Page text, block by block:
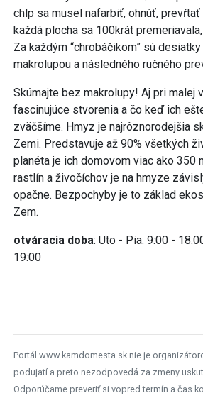
chlp sa musel nafarbiť, ohnúť, prevŕtať
každá plocha sa 100krát
Za každým “chrobáčikom” sú
makrolupou a následného ručného
Skúmajte bez makrolupy! Aj pri malej
fascinujúce stvorenia a čo keď ich
zväčšíme. Hmyz je najrôznorodejšia
Zemi. Predstavuje až 90% všetkých
planéta je ich domovom viac ako 350
rastlín a živočíchov je na hmyze
opačne. Bezpochyby je to základ
Zem.
otváracia doba: Uto - Pia: 9:00 -
19:00
Portál www.kamdomesta.sk nie je
podujatí a preto nezodpovedá za zmeny
Odporúčame preveriť si vopred termín a čas